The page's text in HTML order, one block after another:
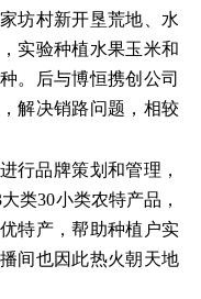
坊村新开垦荒地、水
实验种植水果玉米和
。后与博恒携创公司
解决销路问题，相较
行品牌策划和管理，
类30小类农特产品，
特产，帮助种植户实
间也因此热火朝天地